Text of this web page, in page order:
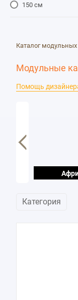
150 см
Каталог модульных
Модульные
Помощь
Категория